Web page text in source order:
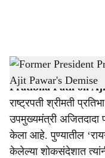
h
a
r
e
Former President Pratibha Patil
Pratibha Patil on
राष्ट्रपती श्रीमती
उपमुख्यमंत्री अजितदादा
केला आहे. पुण्यातील
केलेल्या शोकसंदेशात